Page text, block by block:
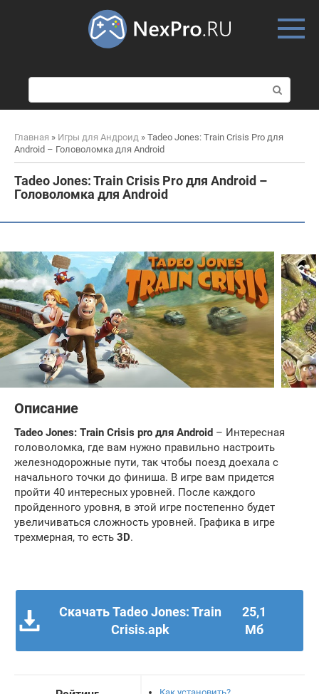
о
и
к
Главная » Игры для Андроид » Tadeo Jones: Train Crisis Pro для
Android – Головоломка для Android
Tadeo Jones: Train Crisis Pro для Android –
Головоломка для Android
Описание
Tadeo Jones: Train Crisis pro для Android – Интересная
головоломка, где вам нужно правильно настроить
железнодорожные пути, так чтобы поезд доехала с
начального точки до финиша. В игре вам придется
пройти 40 интересных уровней. После каждого
пройденного уровня, в этой игре постепенно будет
увеличиваться сложность уровней. Графика в игре
трехмерная, то есть 3D.
Скачать Tadeo Jones: Train
Crisis.apk
25,1
Мб